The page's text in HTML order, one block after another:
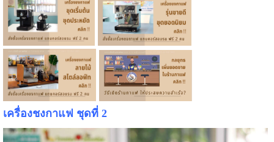
เครื่องชงกาแฟ ชุดที่ 2